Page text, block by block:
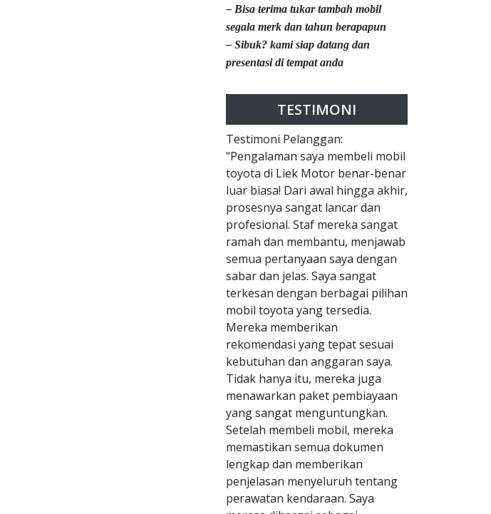
– Bisa terima tukar tambah mobil
segala merk dan tahun berapapun
– Sibuk? kami siap datang dan
presentasi di tempat anda
TESTIMONI
Testimoni Pelanggan:
"Pengalaman saya membeli mobil
toyota di Liek Motor benar-benar
luar biasa! Dari awal hingga akhir,
prosesnya sangat lancar dan
profesional. Staf mereka sangat
ramah dan membantu, menjawab
semua pertanyaan saya dengan
sabar dan jelas. Saya sangat
terkesan dengan berbagai pilihan
mobil toyota yang tersedia.
Mereka memberikan
rekomendasi yang tepat sesuai
kebutuhan dan anggaran saya.
Tidak hanya itu, mereka juga
menawarkan paket pembiayaan
yang sangat menguntungkan.
Setelah membeli mobil, mereka
memastikan semua dokumen
lengkap dan memberikan
penjelasan menyeluruh tentang
perawatan kendaraan. Saya